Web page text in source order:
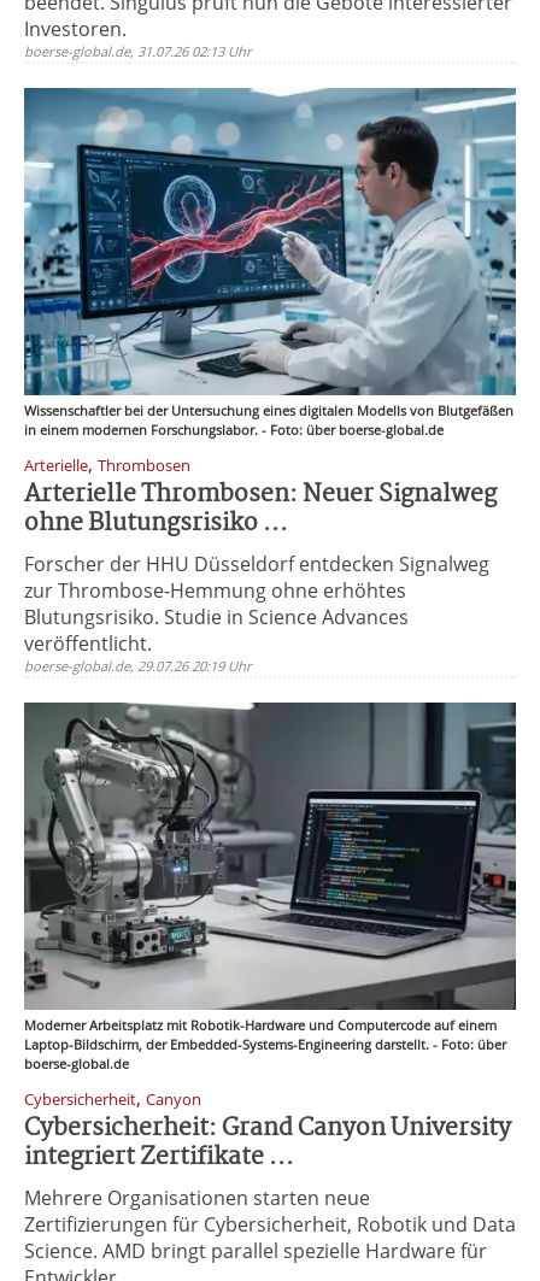
Investoren.
boerse-global.de, 31.07.26 02:13 Uhr
Wissenschaftler bei der Untersuchung eines digitalen Modells von Blutgefäßen
in einem modernen Forschungslabor. - Foto: über boerse-global.de
Arterielle, Thrombosen
Arterielle Thrombosen: Neuer Signalweg
ohne Blutungsrisiko ...
Forscher der HHU Düsseldorf entdecken Signalweg
zur Thrombose-Hemmung ohne erhöhtes
Blutungsrisiko. Studie in Science Advances
veröffentlicht.
boerse-global.de, 29.07.26 20:19 Uhr
Moderner Arbeitsplatz mit Robotik-Hardware und Computercode auf einem
Laptop-Bildschirm, der Embedded-Systems-Engineering darstellt. - Foto: über
boerse-global.de
Cybersicherheit, Canyon
Cybersicherheit: Grand Canyon University
integriert Zertifikate ...
Mehrere Organisationen starten neue
Zertifizierungen für Cybersicherheit, Robotik und Data
Science. AMD bringt parallel spezielle Hardware für